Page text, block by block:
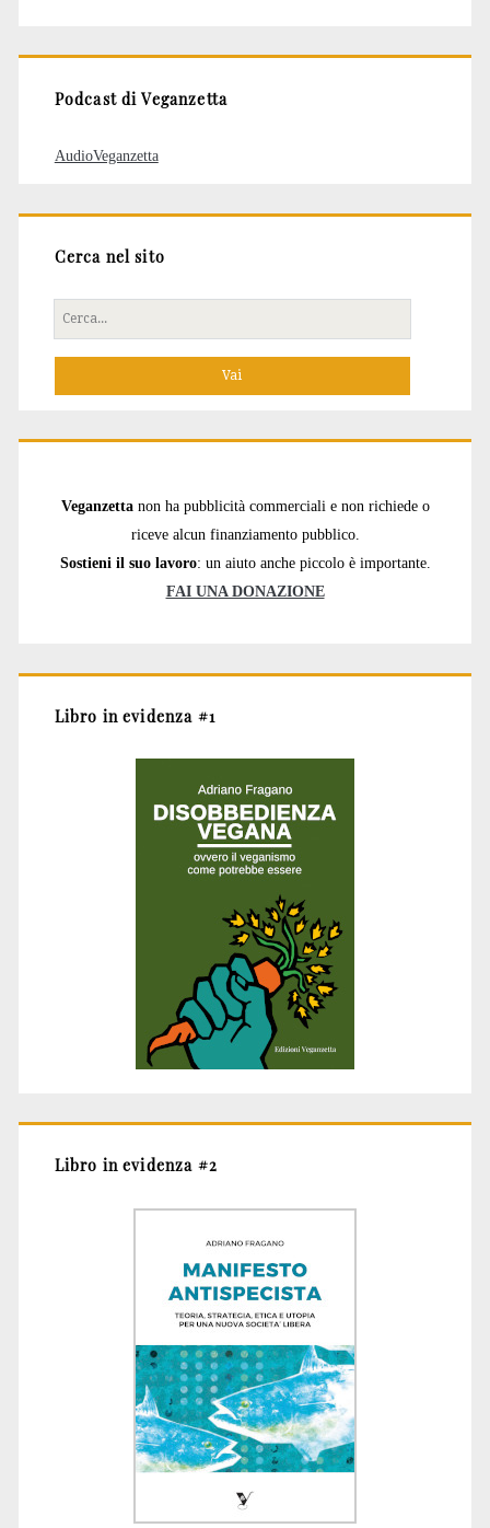
Podcast di Veganzetta
AudioVeganzetta
Cerca nel sito
Cerca
per:
Veganzetta non ha pubblicità commerciali e non richiede o
riceve alcun finanziamento pubblico.
Sostieni il suo lavoro: un aiuto anche piccolo è importante.
FAI UNA DONAZIONE
Libro in evidenza #1
Libro in evidenza #2